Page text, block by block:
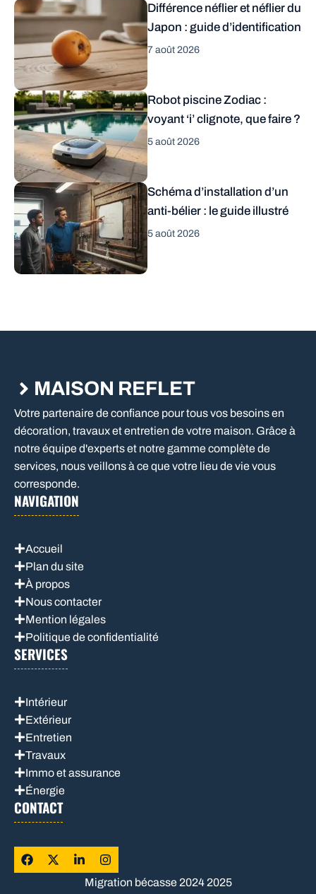
Différence néflier et néflier du
Japon : guide d’identification
7 août 2026
Robot piscine Zodiac :
voyant ‘i’ clignote, que faire ?
5 août 2026
Schéma d’installation d’un
anti-bélier : le guide illustré
5 août 2026
MAISON REFLET
Votre partenaire de confiance pour tous vos besoins en
décoration, travaux et entretien de votre maison. Grâce à
notre équipe d'experts et notre gamme complète de
services, nous veillons à ce que votre lieu de vie vous
corresponde.
NAVIGATION
Accueil
Plan du site
À propos
Nous contacter
Mention légales
Politique de confidentialité
SERVICES
Intérieur
Extérieur
Entretien
Travaux
Immo et assurance
Énergie
CONTACT
Migration bécasse 2024 2025